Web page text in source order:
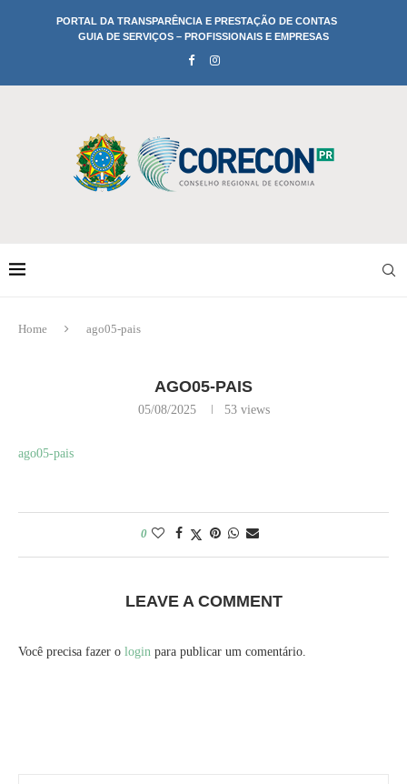
PORTAL DA TRANSPARÊNCIA E PRESTAÇÃO DE CONTAS
GUIA DE SERVIÇOS – PROFISSIONAIS E EMPRESAS
Home ago05-pais
AGO05-PAIS
05/08/2025 53views
ago05-pais
0
LEAVE A COMMENT
Você precisa fazer o login para publicar um comentário.